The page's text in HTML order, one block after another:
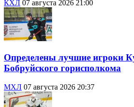
КХЛ 07 августа 2026 21:00
Определены лучшие игроки
Бобруйского горисполкома
МХЛ 07 августа 2026 20:37